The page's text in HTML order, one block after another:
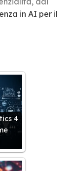
in AI per il
4